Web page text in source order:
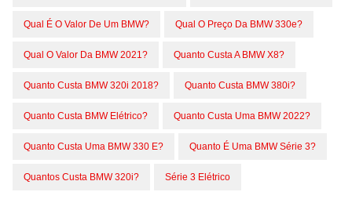
Qual É O Valor De Um BMW? Qual O Preço Da BMW 330e?
Qual O Valor Da BMW 2021? Quanto Custa A BMW X8?
Quanto Custa BMW 320i 2018? Quanto Custa BMW 380i?
Quanto Custa BMW Elétrico? Quanto Custa Uma BMW 2022?
Quanto Custa Uma BMW 330 E? Quanto É Uma BMW Série 3?
Quantos Custa BMW 320i? Série 3 Elétrico